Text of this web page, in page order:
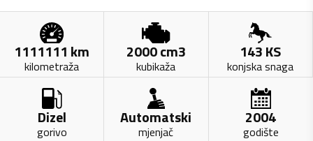
1111111 km
kilometraža
2000cm3
kubikaža
143KS
konjska snaga
Dizel
gorivo
Automatski
mjenjač
2004
godište